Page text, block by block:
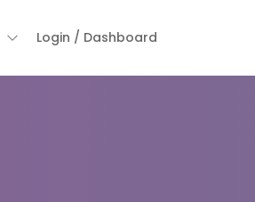
Login / Dashboard